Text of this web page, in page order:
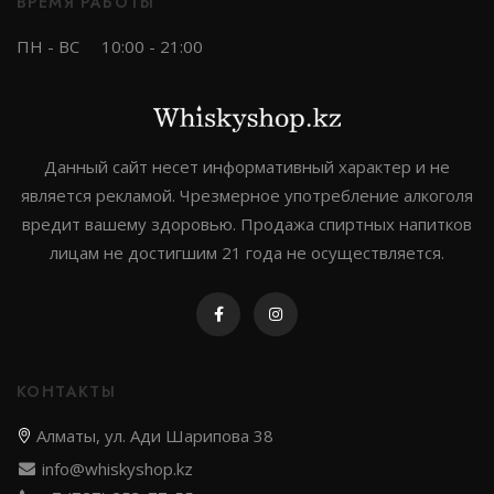
богатейший опыт Гранта сделали свое дело – вскоре
ПН - ВС
10:00 - 21:00
Данный сайт несет информативный характер и не
является рекламой. Чрезмерное употребление алкоголя
вредит вашему здоровью. Продажа спиртных напитков
лицам не достигшим 21 года не осуществляется.
КОНТАКТЫ
Алматы, ул. Ади Шарипова 38
info@whiskyshop.kz